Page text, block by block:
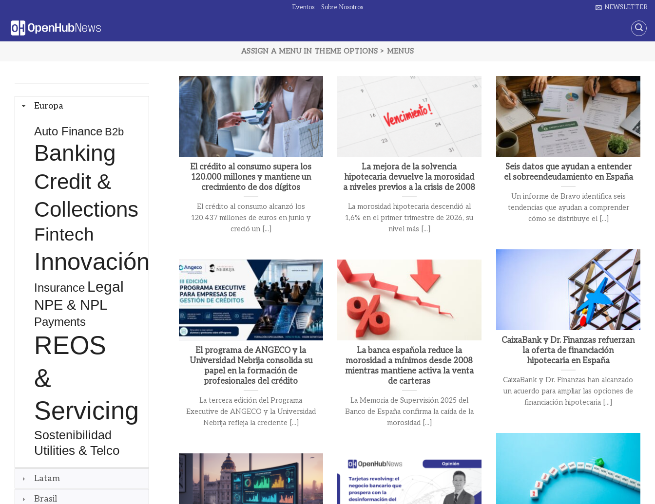
contenido
Eventos Sobre Nosotros NEWSLETTER
ASSIGN A MENU IN THEME OPTIONS > MENUS
Europa
Auto Finance B2b
Banking
Credit &
Collections
Fintech
Innovación
Insurance Legal
NPE & NPL
Payments
REOS
&
Servicing
Sostenibilidad
Utilities & Telco
Latam
Brasil
El crédito al consumo supera los
120.000 millones y mantiene un
crecimiento de dos dígitos
El crédito al consumo alcanzó los
120.437 millones de euros en junio y
creció un [...]
La mejora de la solvencia
hipotecaria devuelve la morosidad
a niveles previos a la crisis de 2008
La morosidad hipotecaria descendió al
1,6% en el primer trimestre de 2026, su
nivel más [...]
Seis datos que ayudan a entender
el sobreendeudamiento en España
Un informe de Bravo identifica seis
tendencias que ayudan a comprender
cómo se distribuye el [...]
CaixaBank y Dr. Finanzas refuerzan
la oferta de financiación
hipotecaria en España
CaixaBank y Dr. Finanzas han alcanzado
un acuerdo para ampliar las opciones de
financiación hipotecaria [...]
El programa de ANGECO y la
Universidad Nebrija consolida su
papel en la formación de
profesionales del crédito
La tercera edición del Programa
Executive de ANGECO y la Universidad
Nebrija refleja la creciente [...]
La banca española reduce la
morosidad a mínimos desde 2008
mientras mantiene activa la venta
de carteras
La Memoria de Supervisión 2025 del
Banco de España confirma la caída de la
morosidad [...]